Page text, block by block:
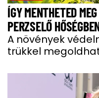
ÍGY MENTHETED
PERZSELŐ
A növények
trükkel